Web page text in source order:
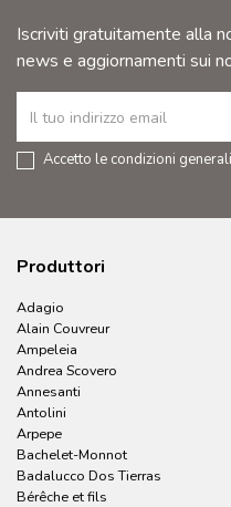
Iscriviti gratuitamente alla
news e aggiornamenti sui
Accetto le condizioni
Produttori
Adagio
Alain Couvreur
Ampeleia
Andrea Scovero
Annesanti
Antolini
Arpepe
Bachelet-Monnot
Badalucco Dos Tierras
Bérêche et fils